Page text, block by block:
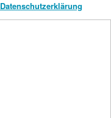
Datenschutzerklärung